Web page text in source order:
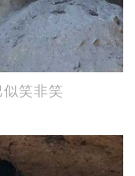
笑非笑